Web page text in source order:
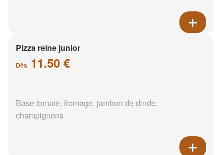
Pizza reine junior
Dès 11.50 €
Base tomate, fromage, jambon de dinde,
champignons